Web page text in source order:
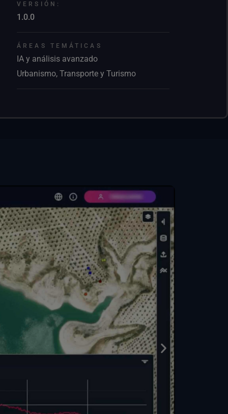
VERSIÓN:
1.0.0
ÁREAS TEMÁTICAS
IA y análisis avanzado
Urbanismo, Transporte y Turismo